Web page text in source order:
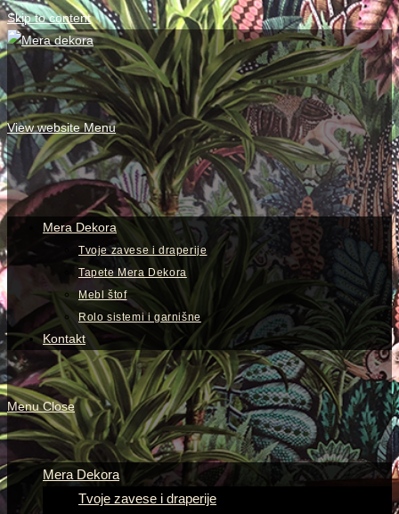
Skip to content
View website Menu
Mera Dekora
Tvoje zavese i draperije
Tapete Mera Dekora
Mebl štof
Rolo sistemi i garnišne
Kontakt
Menu Close
Mera Dekora
Tvoje zavese i draperije